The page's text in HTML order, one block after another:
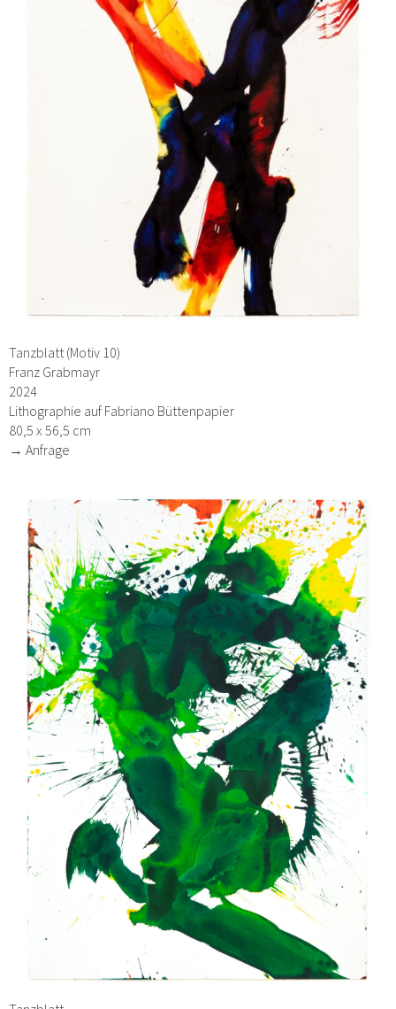
Tanzblatt (Motiv 10)
Franz Grabmayr
2024
Lithographie auf Fabriano Büttenpapier
80,5 x 56,5 cm
→ Anfrage